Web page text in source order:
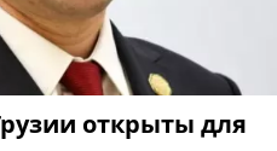
открыты для